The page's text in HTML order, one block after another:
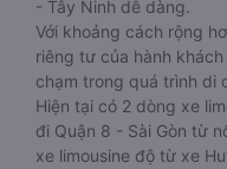
- Tây Ninh dễ dàng.
Với khoảng cách rộng
riêng tư của hành
chạm trong quá trình di
Hiện tại có 2 dòng xe
đi Quận 8 - Sài Gòn từ
xe limousine độ từ xe